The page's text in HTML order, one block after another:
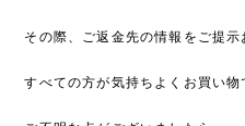
その際、ご返金先の情報をご提示
すべての方が気持ちよくお買い物